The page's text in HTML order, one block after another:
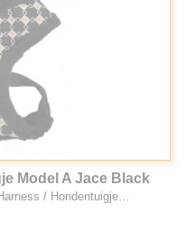
Model A Jace Black
/ Hondentuigje…